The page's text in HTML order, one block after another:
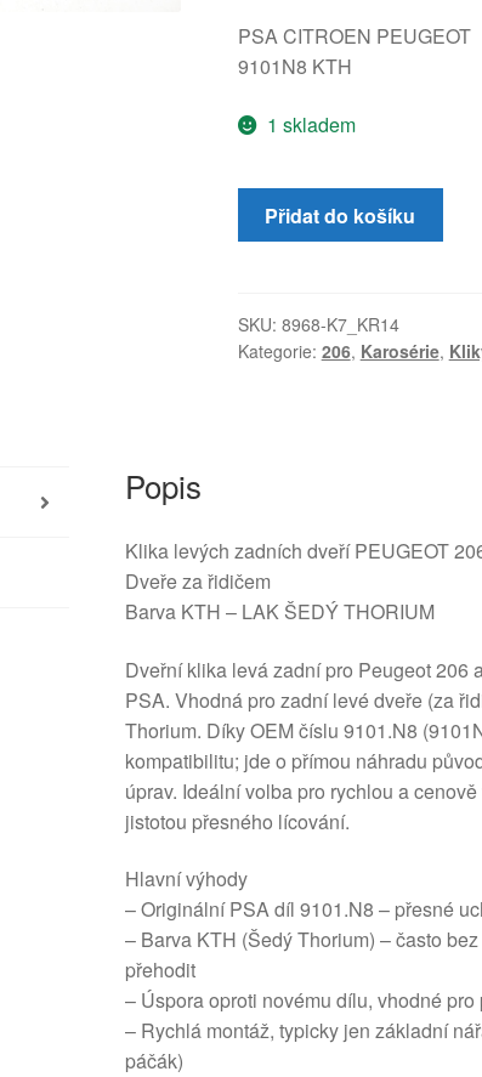
PSA CITROEN PEUGEOT
9101N8 KTH
1 skladem
Dveřní
klika
Peugeot
206
Přidat do košíku
SKU: 8968-K7_KR14
Kategorie: 206, Karosérie,
Popis
Klika levých zadních dveří PEUGEOT
Dveře za řidičem
Barva KTH – LAK ŠEDÝ THORIUM
Dveřní klika levá zadní pro Peugeot 206
PSA. Vhodná pro zadní levé dveře (za
Thorium. Díky OEM číslu 9101.N8
kompatibilitu; jde o přímou náhradu
úprav. Ideální volba pro rychlou a
jistotou přesného lícování.
Hlavní výhody
– Originální PSA díl 9101.N8 – přesné
– Barva KTH (Šedý Thorium) – často
přehodit
– Úspora oproti novému dílu, vhodné
– Rychlá montáž, typicky jen základní
páčák)